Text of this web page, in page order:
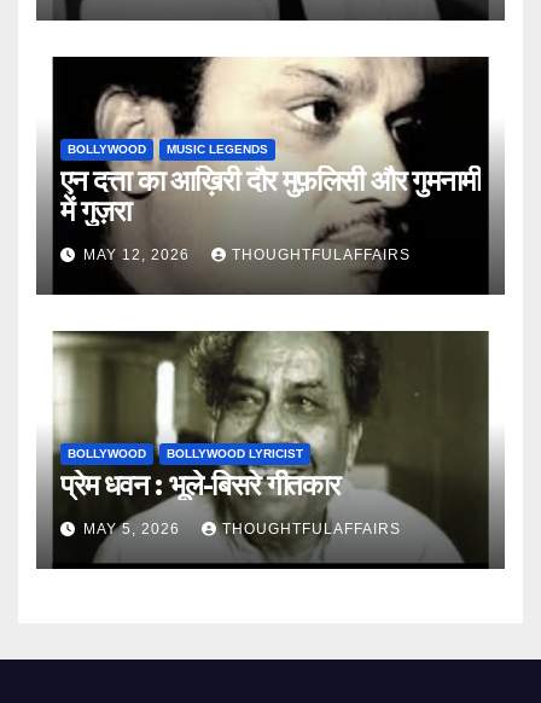
BOLLYWOOD MUSIC LEGENDS
एन दत्ता का आख़िरी दौर मुफ़लिसी और गुमनामी
में गुज़रा
MAY 12, 2026 THOUGHTFULAFFAIRS
BOLLYWOOD BOLLYWOOD LYRICIST
प्रेम धवन : भूले-बिसरे गीतकार
MAY 5, 2026 THOUGHTFULAFFAIRS